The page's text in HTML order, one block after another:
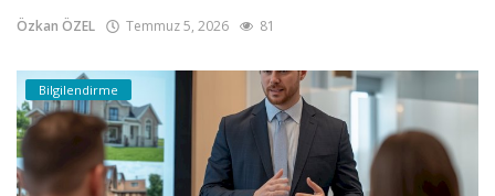
Özkan ÖZEL Temmuz 5, 2026 81
Bilgilendirme